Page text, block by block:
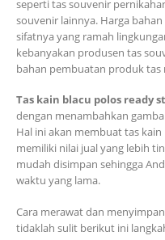
seperti tas souvenir
souvenir lainnya. Harga
sifatnya yang ramah
kebanyakan produsen tas
bahan pembuatan produk tas
Tas kain blacu polos ready
dengan menambahkan
Hal ini akan membuat tas
memiliki nilai jual yang lebih
mudah disimpan sehingga
waktu yang lama.
Cara merawat dan menyimpan
tidaklah sulit berikut ini